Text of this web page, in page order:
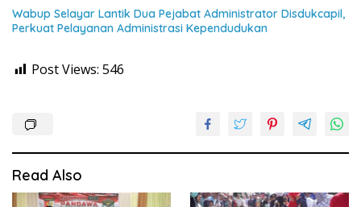
Wabup Selayar Lantik Dua Pejabat Administrator Disdukcapil,
Perkuat Pelayanan Administrasi Kependudukan
Post Views: 546
Read Also